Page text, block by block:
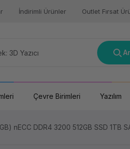
İndirimli Ürünler Outlet Fırsat
Çevre Birimleri Yazılım
nECC DDR4 3200 512GB SSD 1TB